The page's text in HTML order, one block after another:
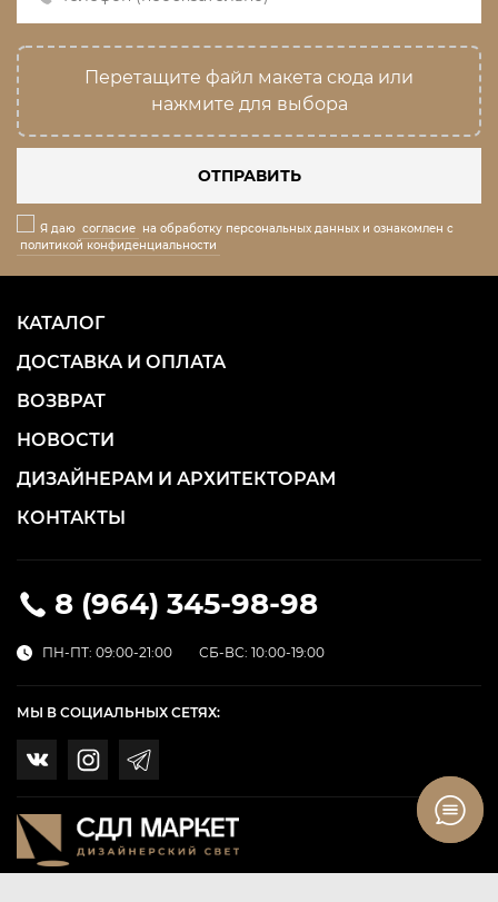
Перетащите файл макета сюда или
нажмите для выбора
ОТПРАВИТЬ
Я даю согласие на обработку персональных данных и ознакомлен с
политикой конфиденциальности
8 (964) 345-98-98
ПН-ПТ: 09:00-21:00 СБ-ВС: 10:00-19:00
КАТАЛОГ
ДОСТАВКА И ОПЛАТА
ВОЗВРАТ
НОВОСТИ
ДИЗАЙНЕРАМ И АРХИТЕКТОРАМ
КОНТАКТЫ
МЫ В СОЦИАЛЬНЫХ СЕТЯХ: